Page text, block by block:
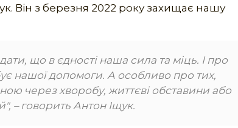
Він з березня 2022 року захищає нашу
що в єдності наша сила та міць. І про
нашої допомоги. А особливо про тих,
через хворобу, життєві обставини або
– говорить Антон Іщук.